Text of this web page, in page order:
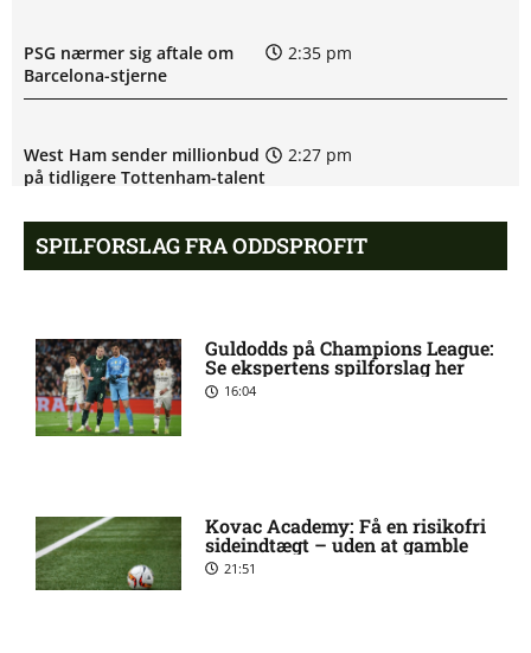
PSG nærmer sig aftale om
Barcelona-stjerne
2:35 pm
West Ham sender millionbud
på tidligere Tottenham-talent
2:27 pm
Newcastle overvejer dansk
12:33 pm
Manchester City nærmer sig
gigantisk Bouaddi-handel
12:31 pm
Aston Villa melder sig ind i
jagten på Endrick
SPILFORSLAG FRA ODDSPROFIT
Guldodds på Champions League:
Se ekspertens spilforslag her
16:04
Kovac Academy: Få en risikofri
sideindtægt – uden at gamble
21:51